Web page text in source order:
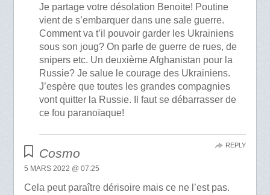
Je partage votre désolation Benoite! Poutine
vient de s’embarquer dans une sale guerre.
Comment va t’il pouvoir garder les Ukrainiens
sous son joug? On parle de guerre de rues, de
snipers etc. Un deuxième Afghanistan pour la
Russie? Je salue le courage des Ukrainiens.
J’espère que toutes les grandes compagnies
vont quitter la Russie. Il faut se débarrasser de
ce fou paranoïaque!
Cosmo
5 MARS 2022 @ 07:25
Cela peut paraître dérisoire mais ce ne l’est pas.
REPLY